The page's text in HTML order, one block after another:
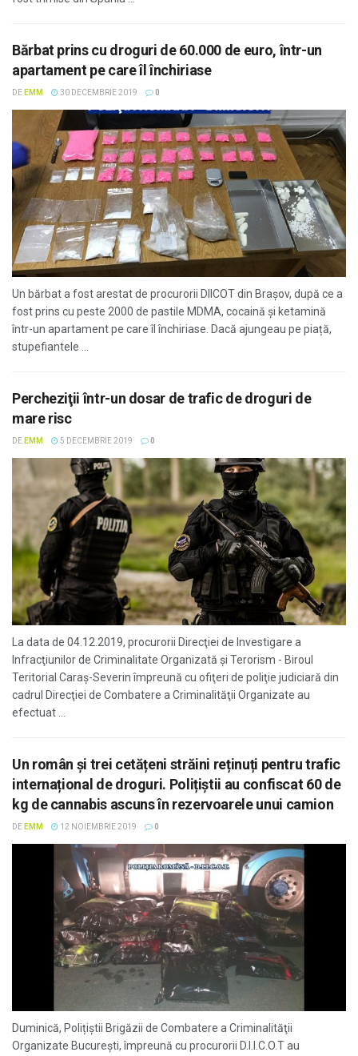
Bărbat prins cu droguri de 60.000 de euro, într-un
apartament pe care îl închiriase
DE EMM 30 DECEMBRIE 2019 0
Un bărbat a fost arestat de procurorii DIICOT din Brașov, după ce a
fost prins cu peste 2000 de pastile MDMA, cocaină și ketamină
într-un apartament pe care îl închiriase. Dacă ajungeau pe piață,
stupefiantele ...
Percheziţii într-un dosar de trafic de droguri de
mare risc
DE EMM 5 DECEMBRIE 2019 0
La data de 04.12.2019, procurorii Direcţiei de Investigare a
Infracţiunilor de Criminalitate Organizată şi Terorism - Biroul
Teritorial Caraş-Severin împreună cu ofiţeri de poliţie judiciară din
cadrul Direcţiei de Combatere a Criminalităţii Organizate au
efectuat ...
Un român și trei cetățeni străini reținuți pentru trafic
internațional de droguri. Polițiștii au confiscat 60 de
kg de cannabis ascuns în rezervoarele unui camion
DE EMM 12 NOIEMBRIE 2019 0
Duminică, Polițiștii Brigăzii de Combatere a Criminalităţii
Organizate Bucureşti, împreună cu procurorii D.I.I.C.O.T au